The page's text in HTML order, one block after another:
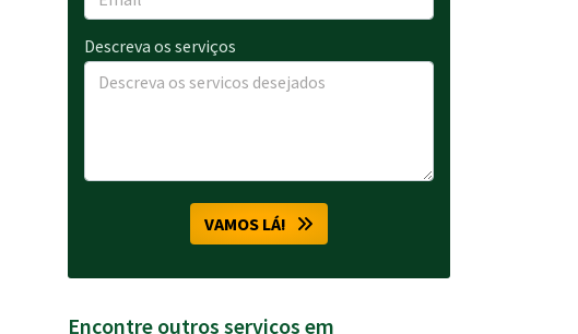
Descreva os serviços
VAMOS LÁ!
Encontre outros serviços em